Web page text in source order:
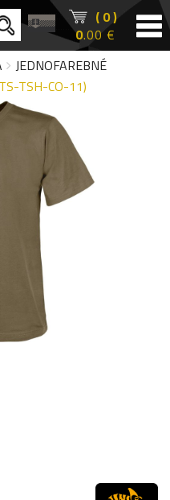
( 0 )
0.00 €
JEDNOFAREBNÉ
TSH-CO-11)